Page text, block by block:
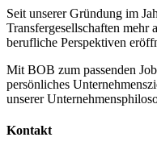
Seit unserer Gründung im
Transfergesellschaften mehr
berufliche Perspektiven
Mit BOB zum passenden
persönliches
unserer
Kontakt